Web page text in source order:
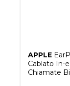
APPLE
Cablato In-
Chiamate